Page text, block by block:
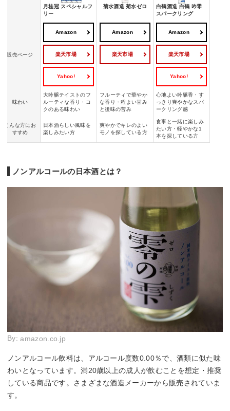
月桂冠 スペシャルフ
リー
菊水酒造 菊水ゼロ
白鶴酒造 白鶴 吟零
スパークリング
販売ページ
Amazon
楽天市場
Yahoo!
Amazon
楽天市場
Amazon
楽天市場
Yahoo!
味わい
大吟醸テイストのフ
ルーティな香り・コ
クのある味わい
フルーティで華やか
な香り・程よい甘み
と後味の苦み
心地よい吟醸香・す
っきり爽やかなスパ
ークリング感
こんな方にお
すすめ
日本酒らしい風味を
楽しみたい方
爽やかでキレのよい
モノを探している方
食事と一緒に楽しみ
たい方・軽やかな1
本を探している方
ノンアルコールの日本酒とは？
By:amazon.co.jp
ノンアルコール飲料は、アルコール度数0.00％で、酒類に似た味
わいとなっています。満20歳以上の成人が飲むことを想定・推奨
している商品です。さまざまな酒造メーカーから販売されていま
す。